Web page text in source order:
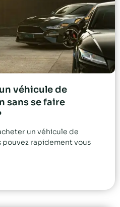
véhicule de
sans se faire
un véhicule de
pouvez rapidement vous